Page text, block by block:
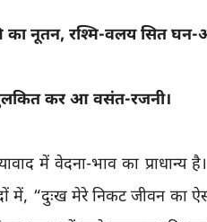
नूतन, रश्मि-वलय सित घन-
कर आ वसंत-रजनी।
में वेदना-भाव का
में, “दुःख मेरे निकट जीवन का